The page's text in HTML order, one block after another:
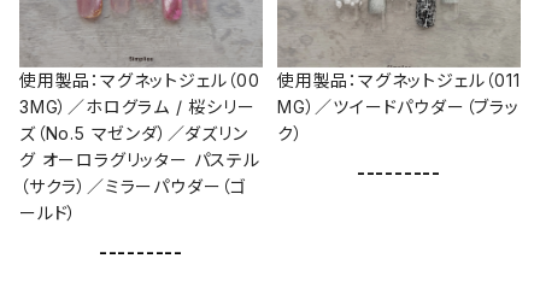
使用製品：マグネットジェル（00
3MG）／ホログラム / 桜シリー
ズ（No.5 マゼンダ）／ダズリン
グ オーロラグリッター パステル
（サクラ）／ミラーパウダー（ゴ
ールド）
---------
使用製品：マグネットジェル（011
MG）／ツイードパウダー（ブラッ
ク）
---------